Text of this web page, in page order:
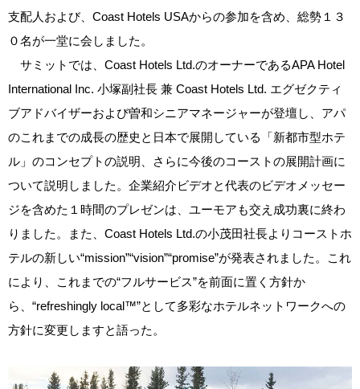
支配人および、Coast Hotels USAからの参加を含め、総勢１３
０名が一堂に会しました。
サミットでは、Coast Hotels Ltd.のオーナーであるAPA Hotel
International Inc. 小塚副社長 兼 Coast Hotels Ltd. エグゼクティ
ブアドバイザーおよび曽和シニアマネージャーが登壇し、アパ
のこれまでの成長の歴史と日本で展開している「新都市型ホテ
ル」のコンセプトの説明、さらに今後のコーストの展開計画に
ついて説明しました。企業紹介ビデオと代表のビデオメッセー
ジを含めた１時間のプレゼンは、ユーモアも交え成功裏に終わ
りました。また、Coast Hotels Ltd.の小茂田社長よりコーストホ
テルの新しい“mission”“vision”“promise”が発表されました。これ
により、これまでの“フルサービス”を前面に置く方針か
ら、“refreshingly local™”として多彩なホテルネットワークへの
方針に変更しますと語った。